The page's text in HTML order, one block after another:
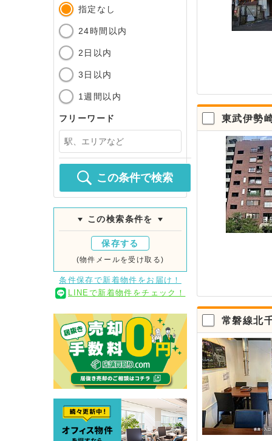
指定なし
24時間以内
2日以内
3日以内
1週間以内
フリーワード
この条件で検索
この検索条件を
保存する
(物件メールを受け取る)
条件保存で新着物件をお届け！
LINEで新着物件をチェック！
東武伊勢
常磐線北